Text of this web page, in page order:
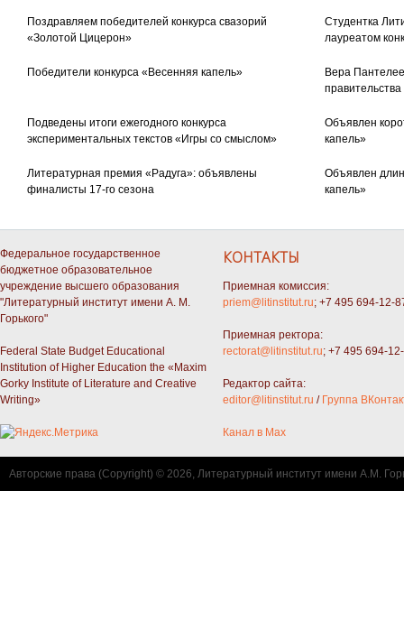
Поздравляем победителей конкурса свазорий
«Золотой Цицерон»
Студентка
лауреатом
Победители конкурса «Весенняя капель»
Вера
Подведены итоги ежегодного конкурса
экспериментальных текстов «Игры со смыслом»
Объявлен
капель»
Литературная премия «Радуга»: объявлены
финалисты 17-го сезона
Объявлен
капель»
Федеральное государственное
бюджетное образовательное
учреждение высшего образования
"Литературный институт имени А. М.
Горького"
Federal State Budget Educational
Institution of Higher Education the «Maxim
Gorky Institute of Literature and Creative
Writing»
КОНТАКТЫ
Приемная комиссия:
priem@litinstitut.ru; +7 495 694-12-
Приемная ректора:
rectorat@litinstitut.ru; +7 495 694-
Редактор сайта:
editor@litinstitut.ru / Группа
Канал в Max
Авторские права (Copyright) © 2026, Литературный институт имени А.М.